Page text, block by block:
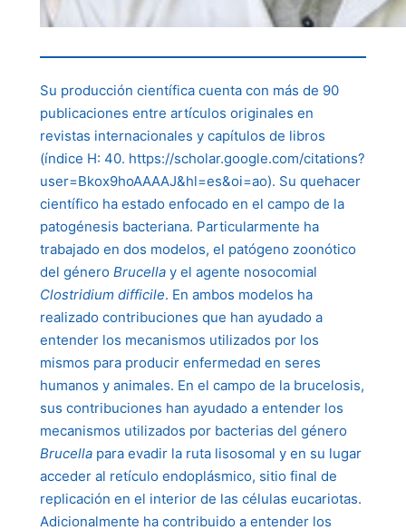
Su producción científica cuenta con más de 90
publicaciones entre artículos originales en
revistas internacionales y capítulos de libros
(índice H: 40. https://scholar.google.com/citations?
user=Bkox9hoAAAAJ&hl=es&oi=ao). Su quehacer
científico ha estado enfocado en el campo de la
patogénesis bacteriana. Particularmente ha
trabajado en dos modelos, el patógeno zoonótico
del género Brucellay el agente nosocomial
Clostridium difficile. En ambos modelos ha
realizado contribuciones que han ayudado a
entender los mecanismos utilizados por los
mismos para producir enfermedad en seres
humanos y animales. En el campo de la brucelosis,
sus contribuciones han ayudado a entender los
mecanismos utilizados por bacterias del género
Brucellapara evadir la ruta lisosomal y en su lugar
acceder al retículo endoplásmico, sitio final de
replicación en el interior de las células eucariotas.
Adicionalmente ha contribuido a entender los